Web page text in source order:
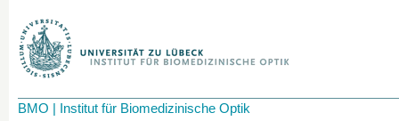
BMO | Institut für Biomedizinische Optik